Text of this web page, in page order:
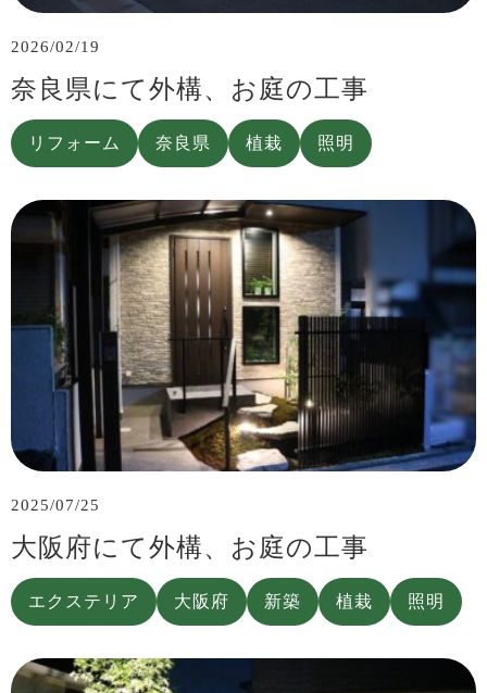
2026/02/19
奈良県にて外構、お庭の工事
リフォーム 奈良県 植栽 照明
2025/07/25
大阪府にて外構、お庭の工事
エクステリア 大阪府 新築 植栽 照明